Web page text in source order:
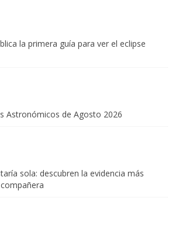
la primera guía para ver el eclipse
Astronómicos de Agosto 2026
sola: descubren la evidencia más